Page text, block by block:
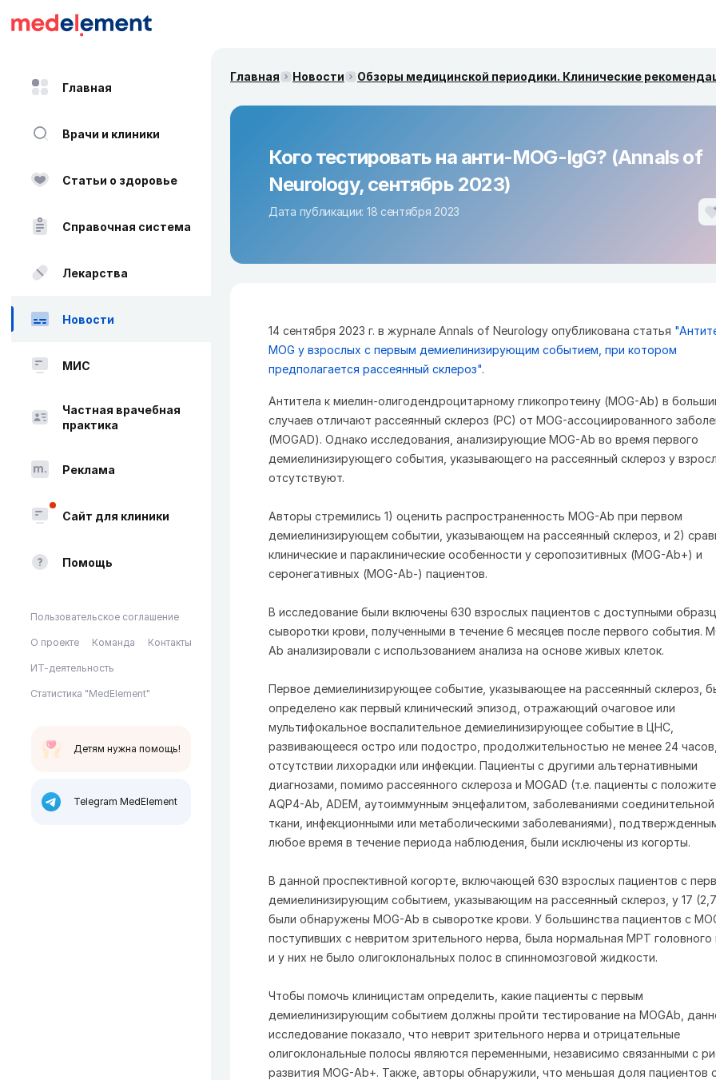
Главная
Врачи и клиники
Статьи о здоровье
Справочная система
Лекарства
Новости
МИС
Частная врачебная
практика
Реклама
Сайт для клиники
Помощь
Пользовательское соглашение
О проекте Команда Контакты
ИТ-деятельность
Статистика "MedElement"
Детям нужна помощь!
Telegram MedElement
Главная Новости Обзоры медицинской периодики. Клинические
Кого тестировать на анти-MOG-IgG? (Annals of
Neurology, сентябрь 2023)
Дата публикации: 18 сентября 2023
14 сентября 2023 г. в журнале Annals of Neurology опубликована статья
MOG у взрослых с первым демиелинизирующим событием, при котором
предполагается рассеянный склероз".
Антитела к миелин-олигодендроцитарному гликопротеину (MOG-Ab) в
случаев отличают рассеянный склероз (РС) от MOG-ассоциированного
(MOGAD). Однако исследования, анализирующие MOG-Ab во время первого
демиелинизирующего события, указывающего на рассеянный склероз у
отсутствуют.
Авторы стремились 1) оценить распространенность MOG-Ab при первом
демиелинизирующем событии, указывающем на рассеянный склероз, и 2)
клинические и параклинические особенности у серопозитивных (MOG-Ab+) и
серонегативных (MOG-Ab-) пациентов.
В исследование были включены 630 взрослых пациентов с доступными
сыворотки крови, полученными в течение 6 месяцев после первого события.
Ab анализировали с использованием анализа на основе живых клеток.
Первое демиелинизирующее событие, указывающее на рассеянный склероз,
определено как первый клинический эпизод, отражающий очаговое или
мультифокальное воспалительное демиелинизирующее событие в ЦНС,
развивающееся остро или подостро, продолжительностью не менее 24
отсутствии лихорадки или инфекции. Пациенты с другими альтернативными
диагнозами, помимо рассеянного склероза и MOGAD (т.е. пациенты с
AQP4-Ab, ADEM, аутоиммунным энцефалитом, заболеваниями соединительной
ткани, инфекционными или метаболическими заболеваниями),
любое время в течение периода наблюдения, были исключены из когорты.
В данной проспективной когорте, включающей 630 взрослых пациентов с
демиелинизирующим событием, указывающим на рассеянный склероз, у 17
были обнаружены MOG-Ab в сыворотке крови. У большинства пациентов с
поступивших с невритом зрительного нерва, была нормальная МРТ головного
и у них не было олигоклональных полос в спинномозговой жидкости.
Чтобы помочь клиницистам определить, какие пациенты с первым
демиелинизирующим событием должны пройти тестирование на MOGAb,
исследование показало, что неврит зрительного нерва и отрицательные
олигоклональные полосы являются переменными, независимо связанными с
развития MOG-Ab+. Также, авторы обнаружили, что меньшая доля пациентов с